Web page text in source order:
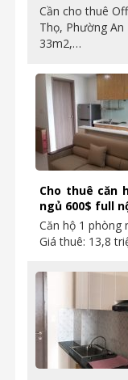
Cần cho thuê
Thọ, Phường An
33m2,…
Cho thuê căn
ngủ 600$ full
Căn hộ 1
Giá thuê: 13,8